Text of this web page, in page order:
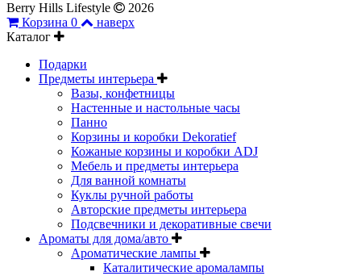
Berry Hills Lifestyle
2026
Корзина 0
наверх
Каталог
Подарки
Предметы интерьера
Вазы, конфетницы
Настенные и настольные часы
Панно
Корзины и коробки Dekoratief
Кожаные корзины и коробки ADJ
Мебель и предметы интерьера
Для ванной комнаты
Куклы ручной работы
Авторские предметы интерьера
Подсвечники и декоративные свечи
Ароматы для дома/авто
Ароматические лампы
Каталитические аромалампы